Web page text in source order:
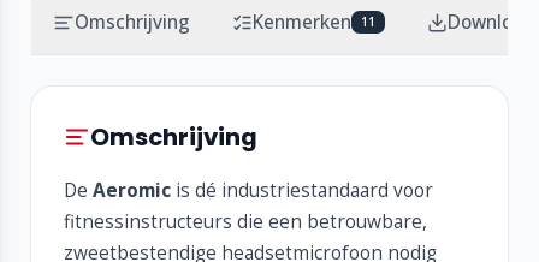
Omschrijving Kenmerken 11
Omschrijving
De Aeromicis dé industriestandaard voor
fitnessinstructeurs die een betrouwbare,
zweetbestendige headsetmicrofoon nodig